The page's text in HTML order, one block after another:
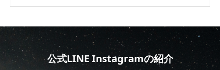
公式LINE Instagramの紹介